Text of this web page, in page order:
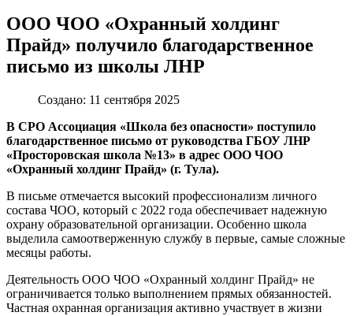
ООО ЧОО «Охранный холдинг
Прайд» получило благодарственное
письмо из школы ЛНР
Создано: 11 сентября 2025
В СРО Ассоциация «Школа без опасности» поступило
благодарственное письмо от руководства ГБОУ ЛНР
«Просторовская школа №13» в адрес ООО ЧОО
«Охранный холдинг Прайд» (г. Тула).
В письме отмечается высокий профессионализм личного
состава ЧОО, который с 2022 года обеспечивает надежную
охрану образовательной организации. Особенно школа
выделила самоотверженную службу в первые, самые сложные
месяцы работы.
Деятельность ООО ЧОО «Охранный холдинг Прайд» не
ограничивается только выполнением прямых обязанностей.
Частная охранная организация активно участвует в жизни